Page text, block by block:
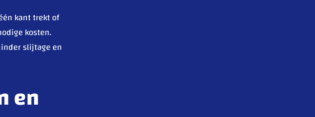
kant trekt of
kosten.
slijtage en
en